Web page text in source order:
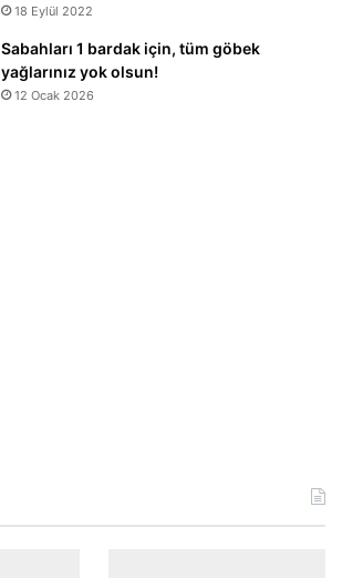
18 Eylül 2022
Sabahları 1 bardak için, tüm göbek
yağlarınız yok olsun!
12 Ocak 2026